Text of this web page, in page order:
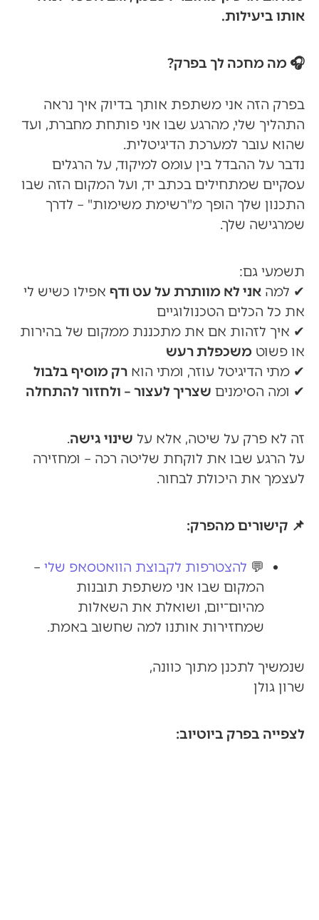
אותו ביעילות.
🎧 מה מחכה לך בפרק?
בפרק הזה אני משתפת אותך בדיוק איך נראה
התהליך שלי, מהרגע שבו אני פותחת מחברת, ועד
שהוא עובר למערכת הדיגיטלית.
נדבר על ההבדל בין עומס למיקוד, על הרגלים
עסקיים שמתחילים בכתב יד, ועל המקום הזה שבו
התכנון שלך הופך מ"רשימת משימות" – לדרך
שמרגישה שלך.
תשמעי גם:
✔ למה אני לא מוותרת על עט ודף אפילו כשיש לי
את כל הכלים הטכנולוגיים
✔ איך לזהות אם את מתכננת ממקום של בהירות
או פשוט משכפלת רעש
✔ מתי הדיגיטל עוזר, ומתי הוא רק מוסיף בלבול
✔ ומה הסימנים שצריך לעצור – ולחזור להתחלה
זה לא פרק על שיטה, אלא על שינוי גישה.
על הרגע שבו את לוקחת שליטה רכה – ומחזירה
לעצמך את היכולת לבחור.
📌 קישורים מהפרק:
💬 להצטרפות לקבוצת הוואטסאפ שלי –
המקום שבו אני משתפת תובנות
מהיום־יום, ושואלת את השאלות
שמחזירות אותנו למה שחשוב באמת.
שנמשיך לתכנן מתוך כוונה,
שרון גולן
לצפייה בפרק ביוטיוב: